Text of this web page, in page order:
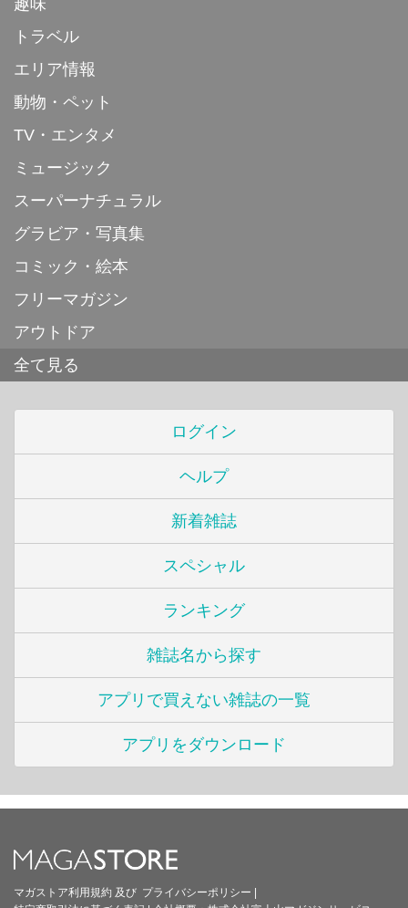
トラベル
エリア情報
動物・ペット
TV・エンタメ
ミュージック
スーパーナチュラル
グラビア・写真集
コミック・絵本
フリーマガジン
アウトドア
全て見る
ログイン
ヘルプ
新着雑誌
スペシャル
ランキング
雑誌名から探す
アプリで買えない雑誌の一覧
アプリをダウンロード
マガストア利用規約 及び プライバシーポリシー